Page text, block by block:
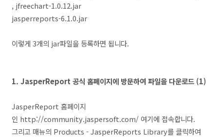
, jfreechart-1.0.12.jar
jasperreports-6.1.0.jar
이렇게 3개의 jar파일을 등록하면 됩니다.
1. JasperReport 공식 홈페이지에 방문하여 파일을 다운로드 (1)
JasperReport 홈페이지
인 http://community.jaspersoft.com/ 여기에 접속합니다.
그리고 매뉴의 Products - JasperReports Library를 클릭하여